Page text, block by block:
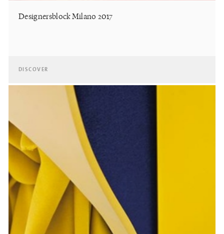
Designersblock Milano 2017
DISCOVER